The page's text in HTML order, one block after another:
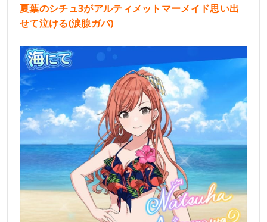
夏葉のシチュ3がアルティメットマーメイド思い出
せて泣ける(涙腺ガバ)